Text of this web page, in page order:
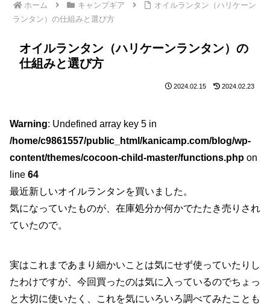
ホーム キャンプギア
オイルランタン（ハリケーン
ランタン）の仕組みと選び方
オイルランタン（ハリケーンランタン）の
仕組みと選び方
2024.02.15 2024.02.23
Warning: Undefined array key 5 in
/home/c9861557/public_html/kanicamp.com/blog/wp-
content/themes/cocoon-child-master/functions.php on
line 64
最近新しいオイルランタンを買いました。
気になっていたものが、在庫処分か何かでたたき売りされ
ていたので。
実はこれまであまり細かいことは気にせず使っていたりし
たわけですが、今回買ったのは気に入っているのでちょっ
と大切に使いたく、これを気にいろいろ調べてみたことも